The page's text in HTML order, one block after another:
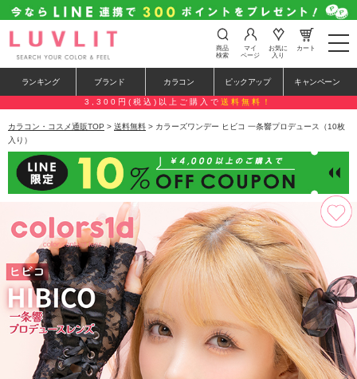
t
o
e
n
a
a
i
o
n
商品
検索
マイ
ページ
お気に
入り
カート
ランキング ブランド カラコン ピックアップ キャンペーン
3,300円(税込)以上ご購入で 送料無料！
カラコン・コスメ通販TOP > 送料無料 > カラーズワンデー ヒビコ 一条響プロデュース（10枚
入り）